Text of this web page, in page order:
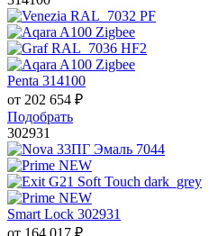
Penta 314100
от 202 654 ₽
Подобрать
302931
Smart Lock 302931
от 164 017 ₽